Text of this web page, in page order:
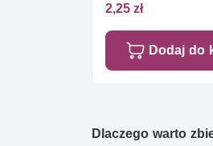
2,25 zł
Dodaj do
Dlaczego warto